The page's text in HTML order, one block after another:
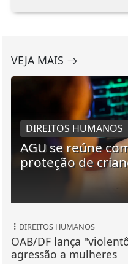
VEJA MAIS
DIREITOS HUMANOS
AGU se reúne
proteção de
DIREITOS HUMANOS
OAB/DF lança
agressão a mulheres